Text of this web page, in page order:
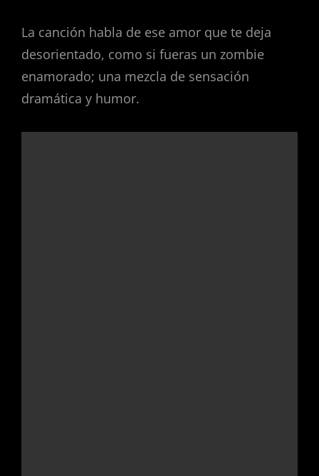
La canción habla de ese amor que te deja
desorientado, como si fueras un zombie
enamorado; una mezcla de sensación
dramática y humor.